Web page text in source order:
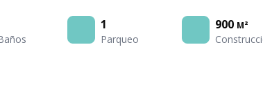
1
Parqueo
900 M²